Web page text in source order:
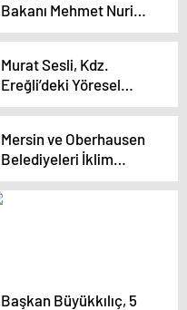
Bakanı Mehmet Nuri
Ersoy: Seçimlerde
Seçiyoruz
Murat Sesli, Kdz.
Ereğli’deki Yöresel
Derneklerle Buluştu
Mersin ve Oberhausen
Belediyeleri İklim
Eğitimi Projesi İçin İş
Birliği Yaptı
Başkan Büyükkılıç, 5